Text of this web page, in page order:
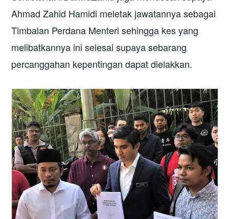
Ahmad Zahid Hamidi meletak jawatannya sebagai
Timbalan Perdana Menteri sehingga kes yang
melibatkannya ini selesai supaya sebarang
percanggahan kepentingan dapat dielakkan.